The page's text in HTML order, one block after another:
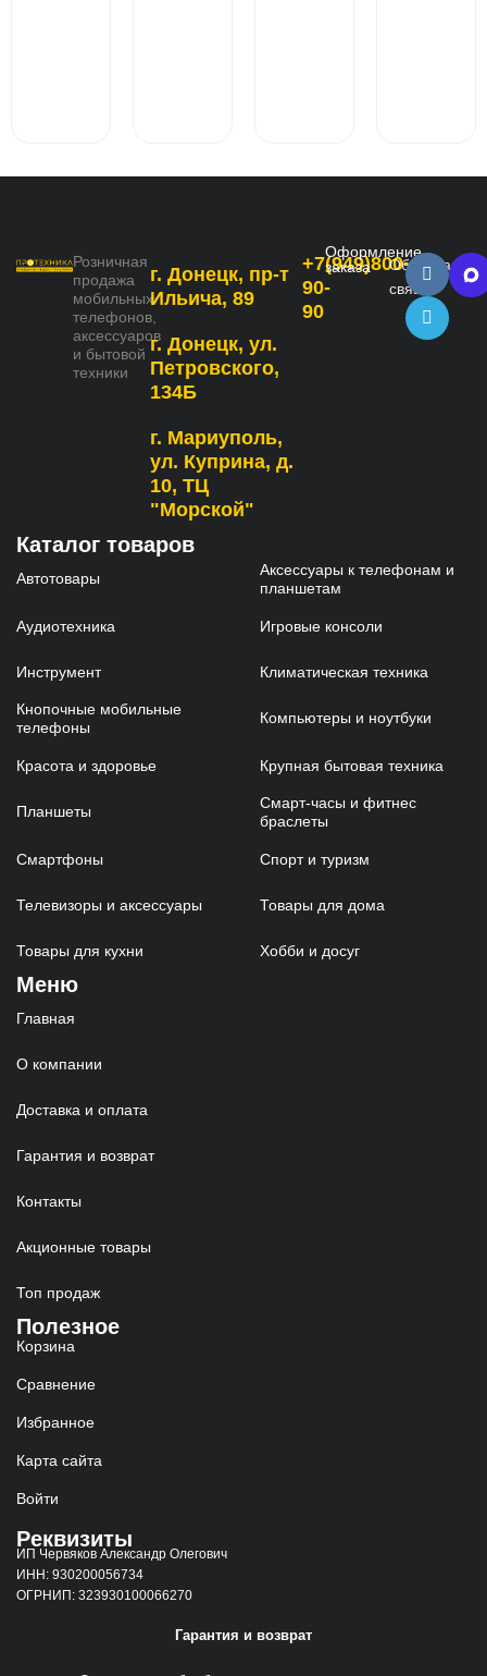
Розничная
продажа
мобильных
телефонов,
аксессуаров
и бытовой
техники
г. Донецк, пр-т
Ильича, 89
г. Донецк, ул.
Петровского,
134Б
г. Мариуполь,
ул. Куприна, д.
10, ТЦ
"Морской"
+7(949)800-
90-
90
Оформление
заказа
Обратная
связь
Каталог товаров
Автотовары
Аксессуары к телефонам и
планшетам
Аудиотехника Игровые консоли
Инструмент Климатическая техника
Кнопочные мобильные
телефоны
Компьютеры и ноутбуки
Красота и здоровье Крупная бытовая техника
Планшеты
Смарт-часы и фитнес
браслеты
Смартфоны Спорт и туризм
Телевизоры и аксессуары Товары для дома
Товары для кухни Хобби и досуг
Меню
Главная
О компании
Доставка и оплата
Гарантия и возврат
Контакты
Акционные товары
Топ продаж
Полезное
Корзина
Сравнение
Избранное
Карта сайта
Войти
Реквизиты
ИП Червяков Александр Олегович
ИНН: 930200056734
ОГРНИП: 323930100066270
Гарантия и возврат